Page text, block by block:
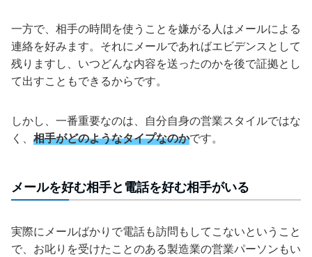
一方で、相手の時間を使うことを嫌がる人はメールによる
連絡を好みます。それにメールであればエビデンスとして
残りますし、いつどんな内容を送ったのかを後で証拠とし
て出すこともできるからです。
しかし、一番重要なのは、自分自身の営業スタイルではな
く、 相手がどのようなタイプなのかです。
メールを好む相手と電話を好む相手がいる
実際にメールばかりで電話も訪問もしてこないということ
で、お叱りを受けたことのある製造業の営業パーソンもい